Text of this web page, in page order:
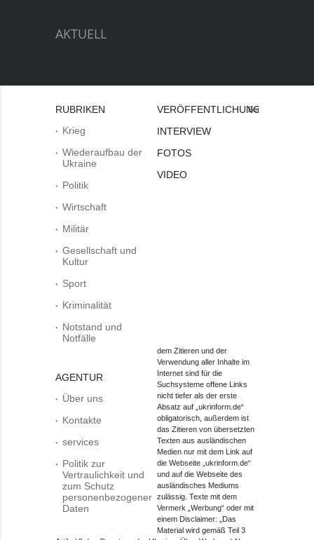
AKTUELL
RUBRIKEN
Krieg
Wiederaufbau der
Ukraine
Politik
Wirtschaft
Militär
Gesellschaft und
Kultur
Sport
Kriminalität
Notstand und
Notfälle
AGENTUR
Über uns
Kontakte
services
Politik zur
Vertraulichkeit und
zum Schutz
personenbezogener
Daten
VERÖFFENTLICHUNGEN
INTERVIEW
FOTOS
VIDEO
Bei
dem Zitieren und der
Verwendung aller Inhalte im
Internet sind für die
Suchsysteme offene Links
nicht tiefer als der erste
Absatz auf „ukrinform.de“
obligatorisch, außerdem ist
das Zitieren von übersetzten
Texten aus ausländischen
Medien nur mit dem Link auf
die Webseite „ukrinform.de“
und auf die Webseite des
ausländisches Mediums
zulässig. Texte mit dem
Vermerk „Werbung“ oder mit
einem Disclaimer: „Das
Material wird gemäß Teil 3